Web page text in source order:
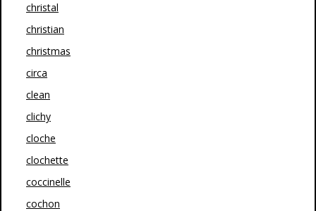
christal
christian
christmas
circa
clean
clichy
cloche
clochette
coccinelle
cochon